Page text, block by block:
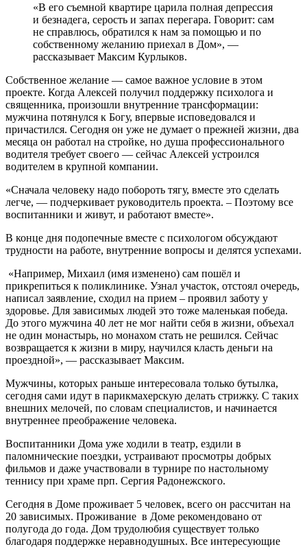
«В его съемной квартире царила полная депрессия
и безнадега, серость и запах перегара. Говорит: сам
не справлюсь, обратился к нам за помощью и по
собственному желанию приехал в Дом», —
рассказывает Максим Курлыков.
Собственное желание — самое важное условие в этом
проекте. Когда Алексей получил поддержку психолога и
священника, произошли внутренние трансформации:
мужчина потянулся к Богу, впервые исповедовался и
причастился. Сегодня он уже не думает о прежней жизни, два
месяца он работал на стройке, но душа профессионального
водителя требует своего — сейчас Алексей устроился
водителем в крупной компании.
«Сначала человеку надо побороть тягу, вместе это сделать
легче, — подчеркивает руководитель проекта. – Поэтому все
воспитанники и живут, и работают вместе».
В конце дня подопечные вместе с психологом обсуждают
трудности на работе, внутренние вопросы и делятся успехами.
«Например, Михаил (имя изменено) сам пошёл и
прикрепиться к поликлинике. Узнал участок, отстоял очередь,
написал заявление, сходил на прием – проявил заботу у
здоровье. Для зависимых людей это тоже маленькая победа.
До этого мужчина 40 лет не мог найти себя в жизни, объехал
не один монастырь, но монахом стать не решился. Сейчас
возвращается к жизни в миру, научился класть деньги на
проездной», — рассказывает Максим.
Мужчины, которых раньше интересовала только бутылка,
сегодня сами идут в парикмахерскую делать стрижку. С таких
внешних мелочей, по словам специалистов, и начинается
внутреннее преображение человека.
Воспитанники Дома уже ходили в театр, ездили в
паломнические поездки, устраивают просмотры добрых
фильмов и даже участвовали в турнире по настольному
теннису при храме прп. Сергия Радонежского.
Сегодня в Доме проживает 5 человек, всего он рассчитан на
20 зависимых. Проживание в Доме рекомендовано от
полугода до года. Дом трудолюбия существует только
благодаря поддержке неравнодушных. Все интересующие